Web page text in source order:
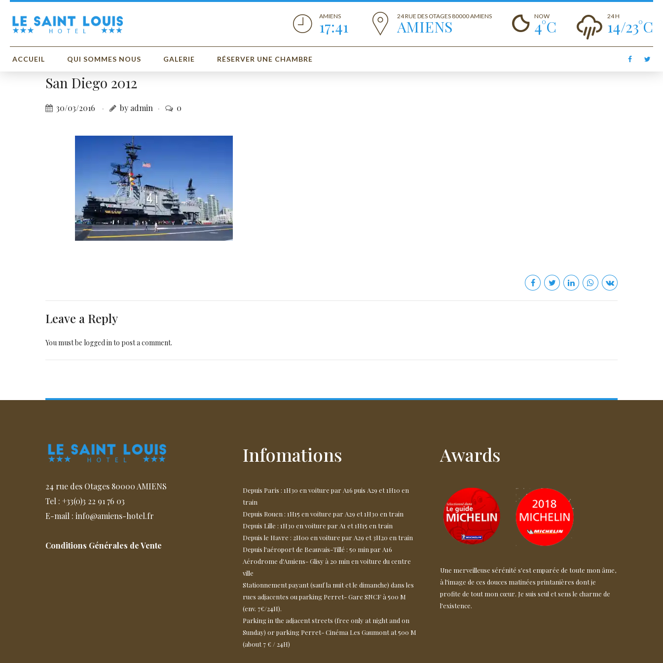
AMIENS
17:41
24 RUE DES OTAGES 80000 AMIENS
AMIENS
NOW
4°C
24 H
14/23°C
ACCUEIL QUI SOMMES NOUS GALERIE RÉSERVER UNE CHAMBRE
San Diego 2012
30/03/2016 by admin 0
Leave a Reply
You must be logged into post a comment.
24 rue des Otages 80000 AMIENS
Tel : +33(0)3 22 91 76 03
E-mail : info@amiens-hotel.fr
Conditions Générales de Vente
Infomations
Depuis Paris : 1H30 en voiture par A16 puis A29 et 1H10 en
train
Depuis Rouen : 1H15 en voiture par A29 et 1H30 en train
Depuis Lille : 1H30 en voiture par A1 et 1H15 en train
Depuis le Havre : 2H00 en voiture par A29 et 3H20 en train
Depuis l'aéroport de Beauvais-Tillé : 50 min par A16
Aérodrome d'Amiens- Glisy à 20 min en voiture du centre
ville
Stationnement payant (sauf la nuit et le dimanche) dans les
rues adjacentes ou parking Perret- Gare SNCF à 500 M
(env. 7€/24H).
Parking in the adjacent streets (free only at night and on
Sunday) or parking Perret- Cinéma Les Gaumont at 500 M
(about 7 € / 24H)
Awards
Une merveilleuse sérénité s'est emparée de toute mon âme,
à l'image de ces douces matinées printanières dont je
profite de tout mon cœur. Je suis seul et sens le charme de
l'existence.